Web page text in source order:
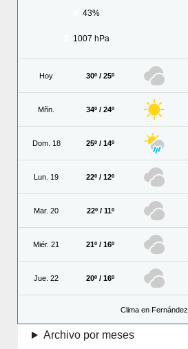
43%
1007 hPa
Hoy 30º / 25º
Mñn. 34º / 24º
Dom. 18 25º / 14º
Lun. 19 22º / 12º
Mar. 20 22º / 11º
Miér. 21 21º / 16º
Jue. 22 20º / 16º
Clima en Fernández
Archivo por meses